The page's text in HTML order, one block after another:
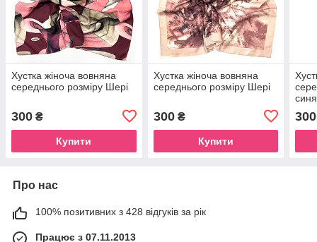
Хустка жіноча вовняна
середнього розміру Шері
300 ₴
Купити
Хустка жіноча вовняна
середнього розміру Шері
300₴
Купити
300
Про нас
100% позитивних з 428 відгуків за рік
Працює з 07.11.2013